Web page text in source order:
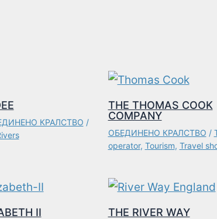
КРАЛСТВО /
THE THOMAS COOK
COMPANY
ОБЕДИНЕНО КРАЛСТВО /
operator, Tourism, Travel
II THE RIVER WAY